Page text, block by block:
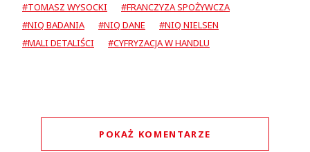
#TOMASZ WYSOCKI
#FRANCZYZA SPOŻYWCZA
#NIQ BADANIA
#NIQ DANE
#NIQ NIELSEN
#MALI DETALIŚCI
#CYFRYZACJA W HANDLU
POKAŻ KOMENTARZE